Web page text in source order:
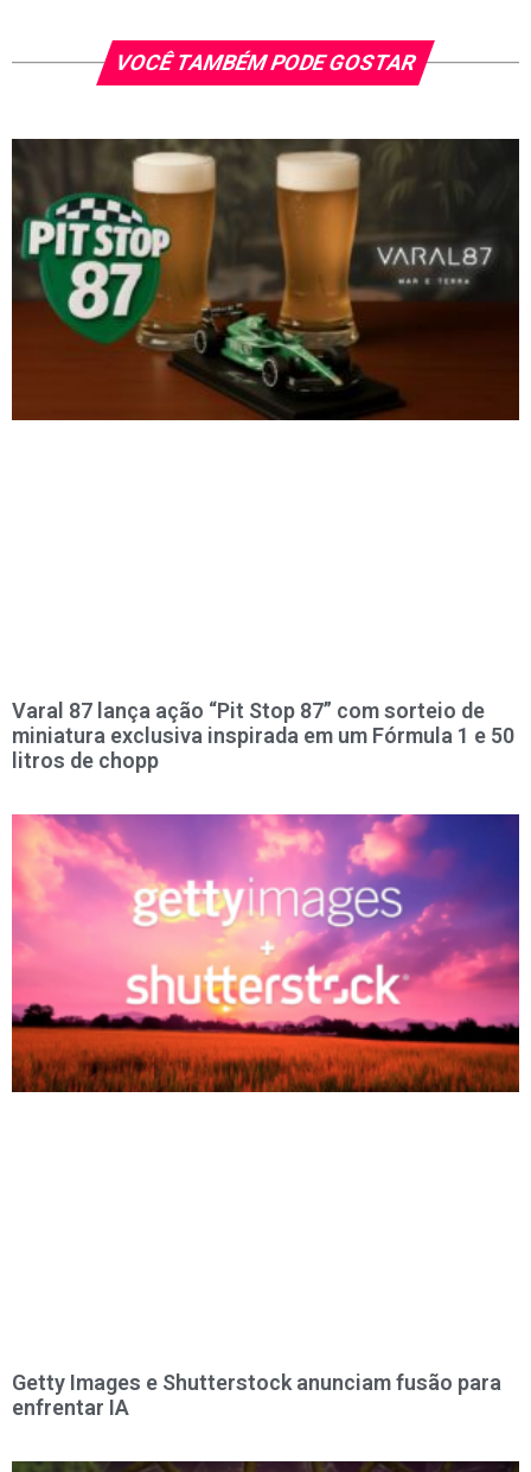
VOCÊ TAMBÉM PODE GOSTAR
Varal 87 lança ação “Pit Stop 87” com sorteio de
miniatura exclusiva inspirada em um Fórmula 1 e 50
litros de chopp
Getty Images e Shutterstock anunciam fusão para
enfrentar IA